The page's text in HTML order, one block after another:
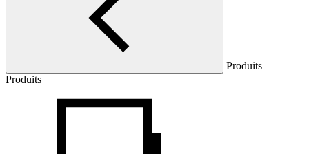
Produits
Produits